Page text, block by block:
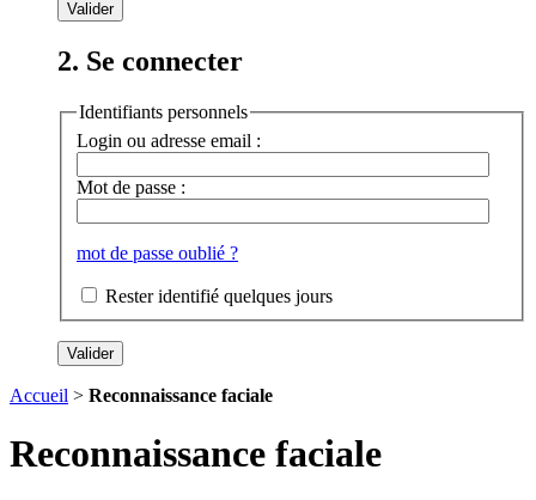
2. Se connecter
Identifiants personnels
Login ou adresse email :
Mot de passe :
mot de passe oublié ?
Rester identifié quelques jours
Accueil > Reconnaissance faciale
Reconnaissance faciale